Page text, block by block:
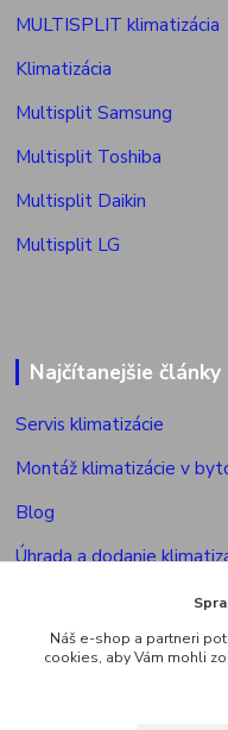
MULTISPLIT klimatizácia
Klimatizácia
Multisplit Samsung
Multisplit Toshiba
Multisplit Daikin
Multisplit LG
Najčítanejšie články
Servis klimatizácie
Montáž klimatizácie v
Blog
Úhrada a dodanie
Povolenie na montáž
Výkon vonkajšej jed.
Náš e-shop a partneri
cookies, aby Vám mohli